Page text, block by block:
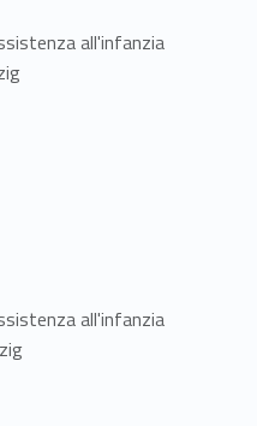
all'infanzia
all'infanzia